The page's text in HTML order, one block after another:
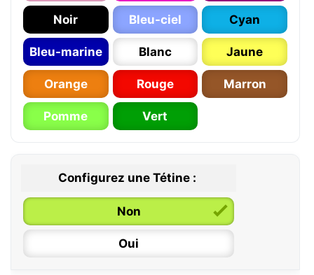
Noir Bleu-ciel Cyan
Bleu-marine Blanc Jaune
Orange Rouge Marron
Pomme Vert
Configurez une Tétine :
Non
Oui